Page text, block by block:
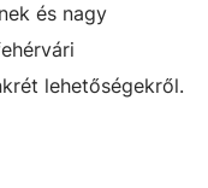
és nagy
lehetőségekről.